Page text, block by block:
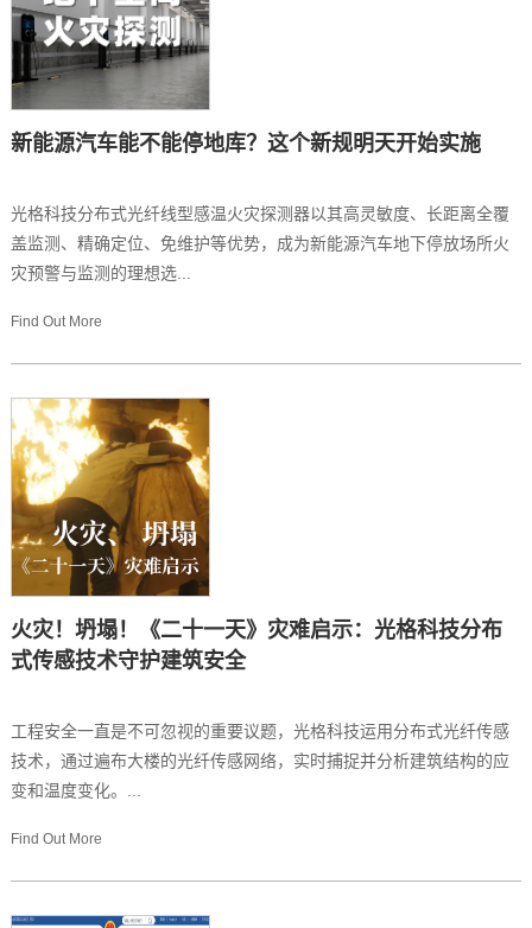
新能源汽车能不能停地库？这个新规明天开始实施
光格科技分布式光纤线型感温火灾探测器以其高灵敏度、长距离全覆
盖监测、精确定位、免维护等优势，成为新能源汽车地下停放场所火
灾预警与监测的理想选...
Find Out More
火灾！坍塌！《二十一天》灾难启示：光格科技分布
式传感技术守护建筑安全
工程安全一直是不可忽视的重要议题，光格科技运用分布式光纤传感
技术，通过遍布大楼的光纤传感网络，实时捕捉并分析建筑结构的应
变和温度变化。...
Find Out More